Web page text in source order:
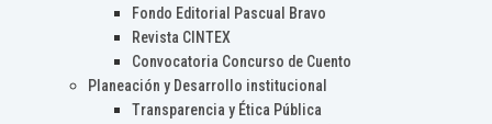
Fondo Editorial Pascual Bravo
Revista CINTEX
Convocatoria Concurso de Cuento
Planeación y Desarrollo institucional
Transparencia y Ética Pública